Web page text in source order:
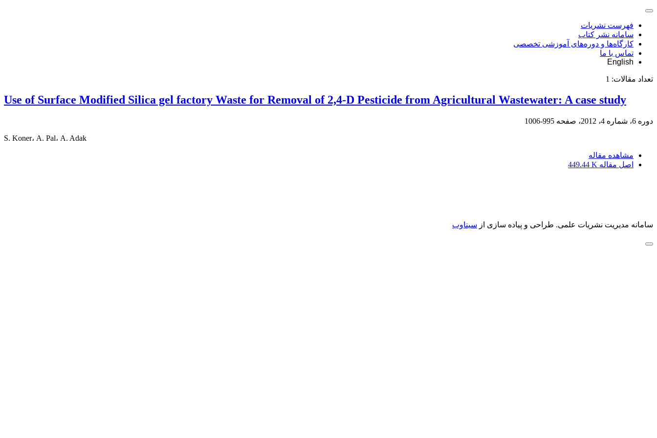
فهرست نشریات
سامانه نشر کتاب
کارگاه‌ها و دوره‌های آموزشی تخصصی
تماس با ما
English
تعداد مقالات: 1
Use of Surface Modified Silica gel factory Waste for Removal of 2,4-D Pesticide from Agricultural Wastewater: A case study
دوره 6، شماره 4، 2012، صفحه 995-1006
S. Koner، A. Pal، A. Adak
مشاهده مقاله
اصل مقاله 449.44 K
سامانه مدیریت نشریات علمی. طراحی و پیاده سازی از سیناوب